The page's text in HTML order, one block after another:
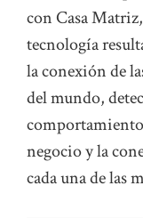
con Casa
tecnología
la conexión de
del mundo,
negocio y la
cada una de las